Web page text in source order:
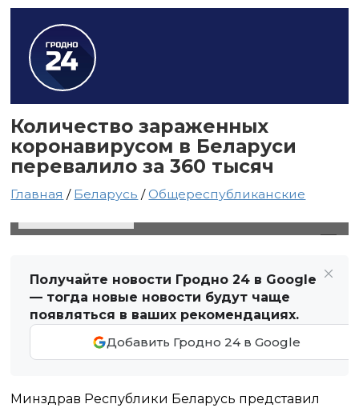
Количество зараженных
коронавирусом в Беларуси
перевалило за 360 тысяч
Главная / Беларусь /Общереспубликанские
Получайте новости Гродно 24 в Google
— тогда новые новости будут чаще
появляться в ваших рекомендациях.
Добавить Гродно 24 в Google
Минздрав Республики Беларусь представил